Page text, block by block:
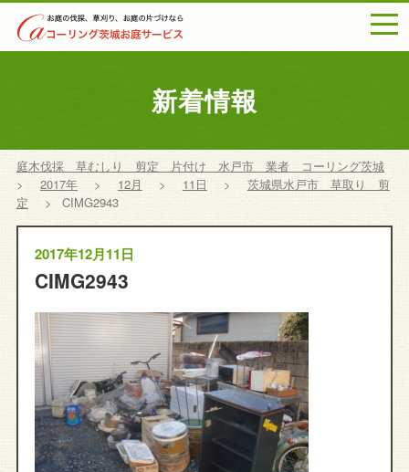
新着情報
庭木伐採 草むしり 剪定 片付け 水戸市 業者 コーリング茨城
>
2017年 > 12月 > 11日 >
茨城県水戸市 草取り 剪
定
> CIMG2943
2017年12月11日
CIMG2943